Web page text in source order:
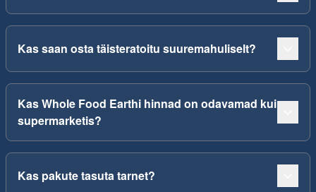
Kas saan osta täisteratoitu suuremahuliselt?
Kas Whole Food Earthi hinnad on odavamad kui
supermarketis?
Kas pakute tasuta tarnet?